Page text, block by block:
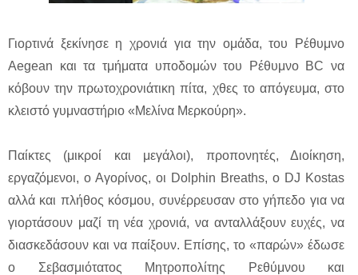
Γιορτινά ξεκίνησε η χρονιά για την ομάδα, του Ρέθυμνο
Aegean και τα τμήματα υποδομών του Ρέθυμνο BC να
κόβουν την πρωτοχρονιάτικη πίτα, χθες το απόγευμα, στο
κλειστό γυμναστήριο «Μελίνα Μερκούρη».
Παίκτες (μικροί και μεγάλοι), προπονητές, Διοίκηση,
εργαζόμενοι, ο Αγορίνος, οι Dolphin Breaths, ο DJ Kostas
αλλά και πλήθος κόσμου, συνέρρευσαν στο γήπεδο για να
γιορτάσουν μαζί τη νέα χρονιά, να ανταλλάξουν ευχές, να
διασκεδάσουν και να παίξουν. Επίσης, το «παρών» έδωσε
ο Σεβασμιότατος Μητροπολίτης Ρεθύμνου και